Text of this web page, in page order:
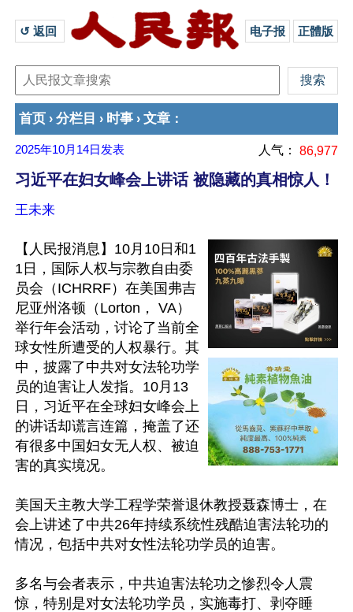
↺ 返回 电子报 正體版
首页 › 分栏目 › 时事 › 文章 ：
2025年10月14日 发表 人气： 86,977
习近平在妇女峰会上讲话 被隐藏的真相惊人！
王未来
【人民报消息】10月10日和1
1日，国际人权与宗教自由委
员会（ICHRRF）在美国弗吉
尼亚州洛顿（Lorton， VA）
举行年会活动，讨论了当前全
球女性所遭受的人权暴行。其
中，披露了中共对女法轮功学
员的迫害让人发指。10月13
日，习近平在全球妇女峰会上
的讲话却谎言连篇，掩盖了还
有很多中国妇女无人权、被迫
害的真实境况。
美国天主教大学工程学荣誉退休教授聂森博士，在
会上讲述了中共26年持续系统性残酷迫害法轮功的
情况，包括中共对女性法轮功学员的迫害。
多名与会者表示，中共迫害法轮功之惨烈令人震
惊，特别是对女法轮功学员，实施毒打、剥夺睡